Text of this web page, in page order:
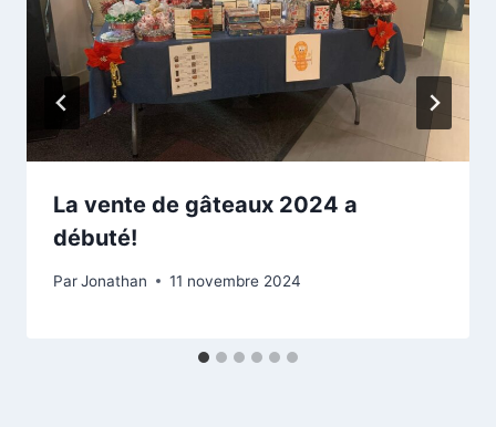
La vente de gâteaux 2024 a
débuté!
ParJonathan 11 novembre 2024